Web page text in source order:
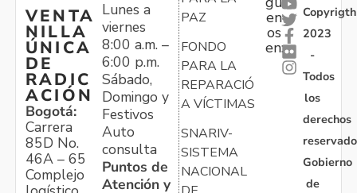
VENTA
NILLA
ÚNICA
DE
RADIC
ACIÓN
Bogotá:
Carrera
85D No.
46A – 65
Complejo
Lunes a
viernes
8:00 a.m. –
6:00 p.m.
Sábado,
Domingo y
Festivos
Auto
consulta
Puntos de
Atención y
PAZ
FONDO
PARA LA
REPARACIÓN
A VÍCTIMAS
SNARIV-
SISTEMA
NACIONAL
en
os
en:
Copyrigth
2023
-
Todos
los
derechos
Gobierno
de